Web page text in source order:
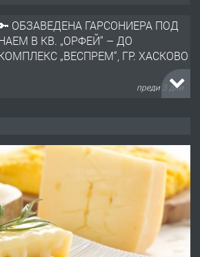
ОБЗАВЕДЕНА ГАРСОНИЕРА ПОД
В КВ. „ОРФЕЙ“ – ДО
„ВЕСПРЕМ“, ГР. ХАСКОВО
преди 3 дни
В ЦЕНТЪРА НА ГР.
преди 4 дни
гараж под наем